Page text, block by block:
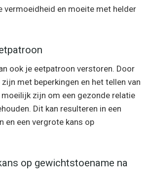
vermoeidheid en moeite met helder
ook je eetpatroon verstoren. Door
met beperkingen en het tellen van
moeilijk zijn om een gezonde relatie
Dit kan resulteren in een
en een vergrote kans op
op gewichtstoename na